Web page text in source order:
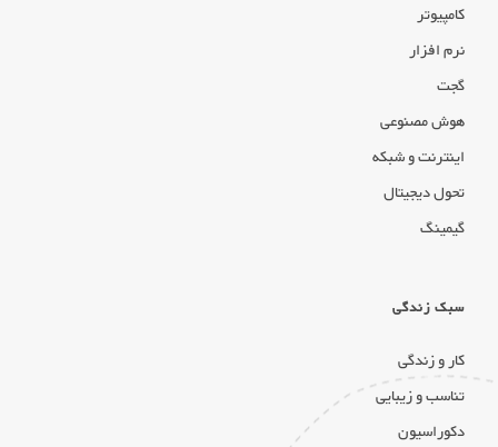
کامپیوتر
نرم افزار
گجت
هوش مصنوعی
اینترنت و شبکه
تحول دیجیتال
گیمینگ
سبک زندگی
کار و زندگی
تناسب و زیبایی
دکوراسیون